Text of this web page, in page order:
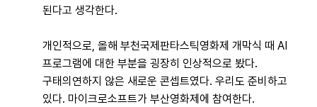
된다고 생각한다.
개인적으로, 올해 부천국제판타스틱영화제 개막식 때 AI
프로그램에 대한 부분을 굉장히 인상적으로 봤다.
구태의연하지 않은 새로운 콘셉트였다. 우리도 준비하고
있다. 마이크로소프트가 부산영화제에 참여한다.